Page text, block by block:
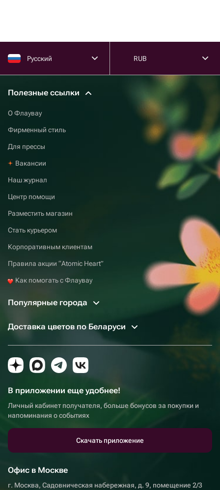
Русский RUB
Полезные ссылки
О Флаувау
Фирменный стиль
Для прессы
Вакансии
Наш журнал
Центр помощи
Разместить магазин
Стать курьером
Корпоративным клиентам
Правила акции “Atomic Heart”
Как помогать с Флаувау
Популярные города
Доставка цветов по Беларуси
В приложении еще удобнее!
Личный кабинет получателя, больше бонусов за покупки и
напоминания о событиях
Скачать приложение
Офис в Москве
г. Москва, Садовническая набережная, д. 9, помещение 2/3